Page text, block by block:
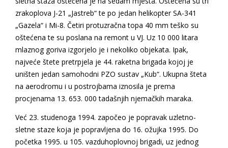
zrakoplova J-21 „Jastreb“ te po jedan helikopter SA-341
„Gazela“ i Mi-8. Četiri protuzračna topa 40 mm teško su
oštećena te su poslana na remont u VJ. Uz 10 000 litara
mlaznog goriva izgorjelo je i nekoliko objekata. Ipak,
najveće štete pretrpjela je 44. raketna brigada kojoj je
uništen jedan samohodni PZO sustav „Kub“. Ukupna šteta
na aerodromu i u postrojbama iznosila je prema
procjenama 13. 653. 000 tadašnjih njemačkih maraka.
Već 23. studenoga 1994. započeo je popravak uzletno-
sletne staze koja je popravljena do 16. ožujka 1995. Do
početka 1995. u 105. vazduhoplovnoj brigadi, uz jednog